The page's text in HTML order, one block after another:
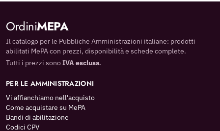
OrdiniMEPA
Il catalogo per le Pubbliche Amministrazioni italiane: prodotti
abilitati MePA con prezzi, disponibilità e schede complete.
Tutti i prezzi sonoIVA esclusa.
PER LE AMMINISTRAZIONI
Vi affianchiamo nell'acquisto
Come acquistare su MePA
Bandi di abilitazione
Codici CPV